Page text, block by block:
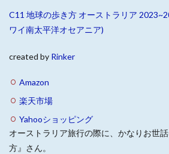
C11 地球の歩き方 オーストラリア
ワイ南太平洋オセアニア)
created by Rinker
Amazon
楽天市場
Yahooショッピング
オーストラリア旅行の際に、かなりお世
方』さん。